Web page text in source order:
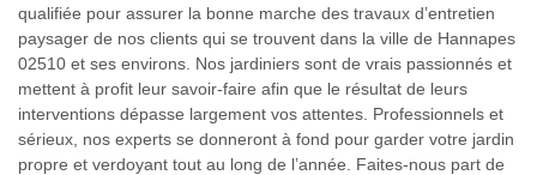
qualifiée pour assurer la bonne marche des travaux d’entretien
paysager de nos clients qui se trouvent dans la ville de Hannapes
02510 et ses environs. Nos jardiniers sont de vrais passionnés et
mettent à profit leur savoir-faire afin que le résultat de leurs
interventions dépasse largement vos attentes. Professionnels et
sérieux, nos experts se donneront à fond pour garder votre jardin
propre et verdoyant tout au long de l’année. Faites-nous part de